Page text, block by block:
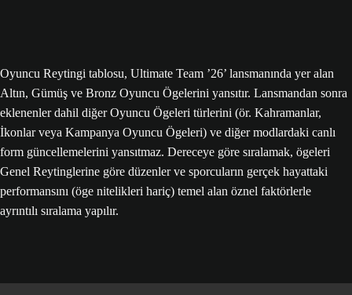
Oyuncu Reytingi tablosu, Ultimate Team ’26’ lansmanında yer alan
Altın, Gümüş ve Bronz Oyuncu Ögelerini yansıtır. Lansmandan sonra
eklenenler dahil diğer Oyuncu Ögeleri türlerini (ör. Kahramanlar,
İkonlar veya Kampanya Oyuncu Ögeleri) ve diğer modlardaki canlı
form güncellemelerini yansıtmaz. Dereceye göre sıralamak, ögeleri
Genel Reytinglerine göre düzenler ve sporcuların gerçek hayattaki
performansını (öge nitelikleri hariç) temel alan öznel faktörlerle
ayrıntılı sıralama yapılır.